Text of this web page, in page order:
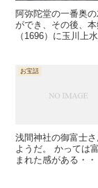
阿弥陀堂の一番奥
ができ、その後、
（1696）に玉川上
お宝話
浅間神社の御富士
ようだ。 かっては
まれた感がある・